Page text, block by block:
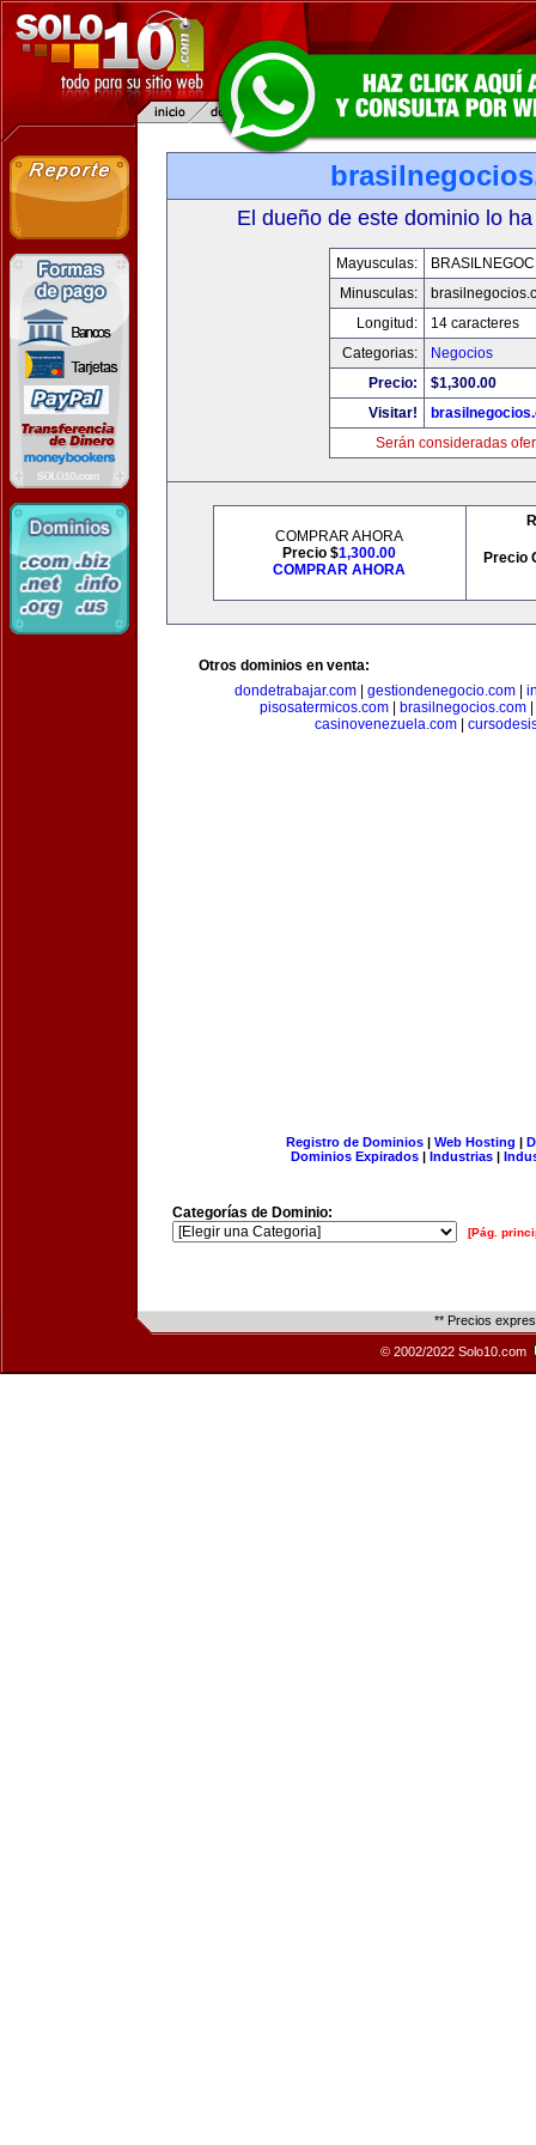
El dueño de este dominio lo
Mayusculas:
Minusculas:
Longitud:
14 caracteres
Categorias:
Negocios
Precio:
$1,300.00
Visitar!
Serán consideradas
COMPRAR AHORA
Precio $1,300.00
COMPRAR AHORA
Precio
Otros dominios en venta:
dondetrabajar.com| gestiondenegocio.com|
pisosatermicos.com
brasilnegocios.com
casinovenezuela.com
Registro de Dominios| Web Hosting |
Dominios Expirados | Industrias |
Categorías de Dominio:
[Pág.
** Precios
© 2002/2022 Solo10.com